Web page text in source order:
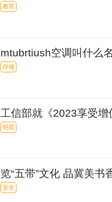
流合作 天天热讯
教育
mtubrtiush空调叫什么
存储
工信部就《2023享受
企业清单制定工作要求
明星
览“五带”文化 品冀美
——梁勇：京杭大运河
安全